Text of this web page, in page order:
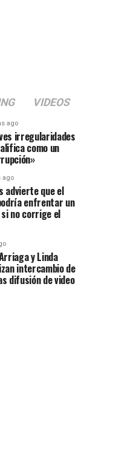
VIDEOS
ago
irregularidades
como un
ago
advierte que el
enfrentar un
no corrige el
y Linda
intercambio de
difusión de video